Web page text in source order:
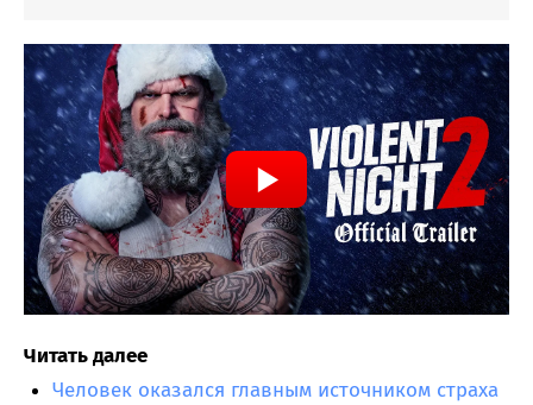
Читать далее
Человек оказался главным источником страха